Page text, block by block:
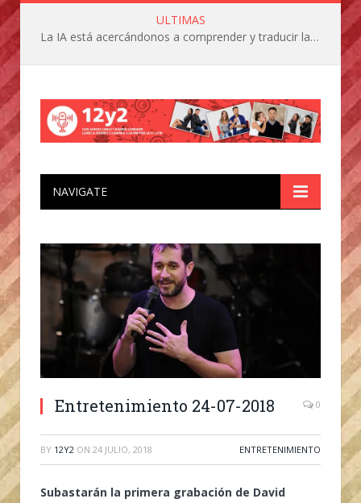
ULTIMAS
La IA está acercándonos a comprender y traducir las vocalizaciones y comportamientos de nuestras mascotas
NAVIGATE
Entretenimiento 24-07-2018 0
BY 12Y2 ON 24 JULIO, 2018 ENTRETENIMIENTO
Subastarán la primera grabación de David